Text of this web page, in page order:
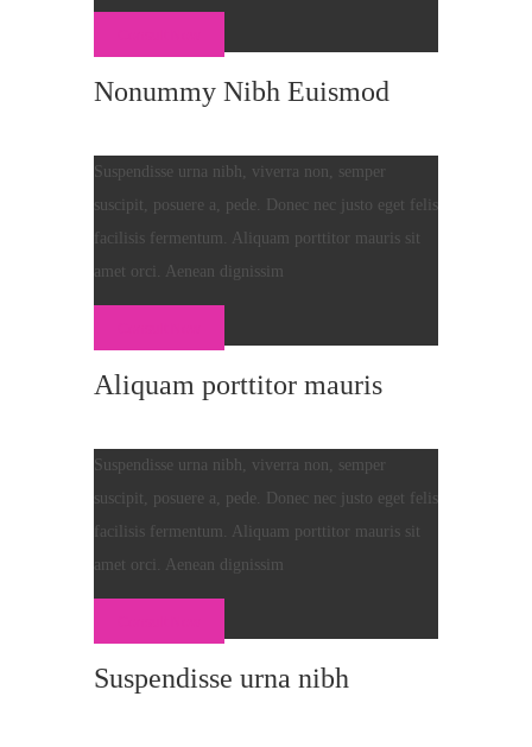
Nonummy Nibh Euismod
Suspendisse urna nibh, viverra non, semper
suscipit, posuere a, pede. Donec nec justo eget felis
facilisis fermentum. Aliquam porttitor mauris sit
amet orci. Aenean dignissim
Aliquam porttitor mauris
Suspendisse urna nibh, viverra non, semper
suscipit, posuere a, pede. Donec nec justo eget felis
facilisis fermentum. Aliquam porttitor mauris sit
amet orci. Aenean dignissim
Suspendisse urna nibh